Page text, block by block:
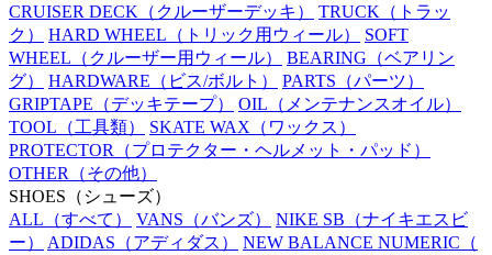
CRUISER DECK （クルーザーデッキ） TRUCK （トラッ
ク）
HARD WHEEL （トリック用ウィール）
SOFT
WHEEL （クルーザー用ウィール） BEARING （ベアリン
グ）
HARDWARE （ビス/ボルト） PARTS （パーツ）
GRIPTAPE （デッキテープ） OIL （メンテナンスオイル）
TOOL （工具類） SKATE WAX （ワックス）
PROTECTOR （プロテクター・ヘルメット・パッド）
OTHER （その他）
SHOES （シューズ）
ALL （すべて） VANS （バンズ） NIKE SB （ナイキエスビ
ー）
ADIDAS （アディダス） NEW BALANCE NUMERIC （